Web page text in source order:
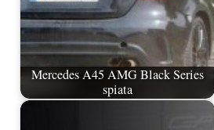
Mercedes A45 AMG Black Series
spiata